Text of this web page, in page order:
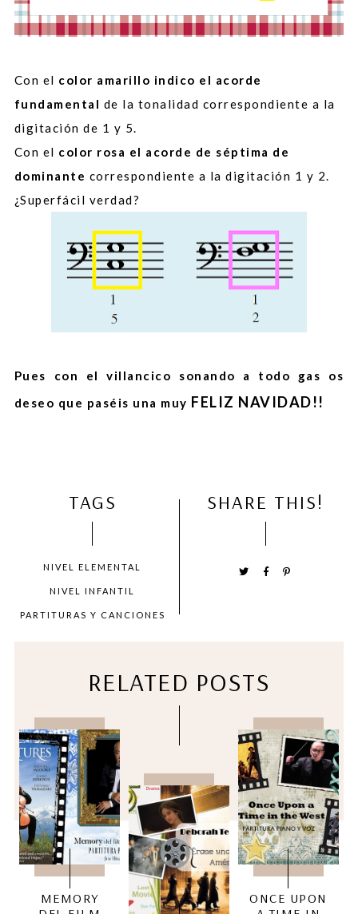
Con el color amarillo indico el acorde
fundamental de la tonalidad correspondiente a la
digitación de 1 y 5.
Con el color rosa el acorde de séptima de
dominante correspondiente a la digitación 1 y 2.
¿Superfácil verdad?
Pues con el villancico sonando a todo gas os
deseo que paséis una muy FELIZ NAVIDAD!!
SHARE THIS!
TAGS
NIVEL ELEMENTAL
NIVEL INFANTIL
PARTITURAS Y CANCIONES
RELATED POSTS
MEMORY
ONCE UPON